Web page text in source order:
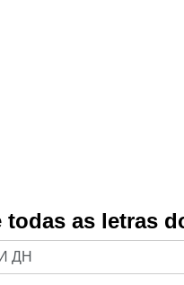
todas as letras